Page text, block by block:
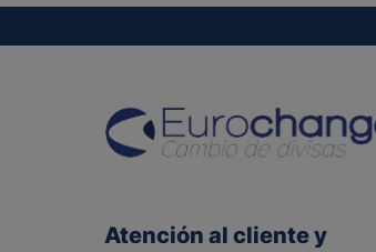
Atención al cliente y